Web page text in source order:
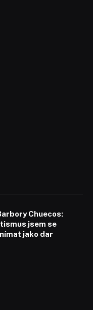
Chuecos:
jsem se
jako dar